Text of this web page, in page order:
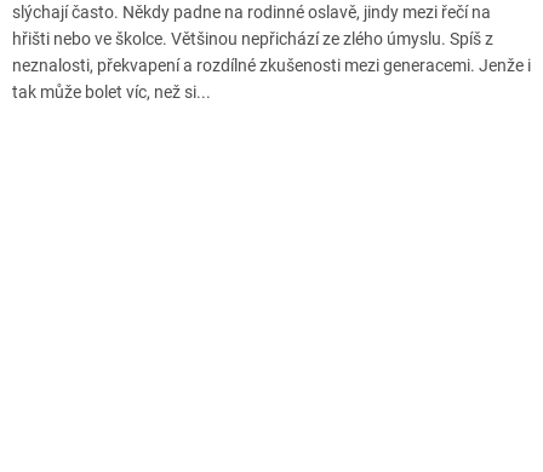
slýchají často. Někdy padne na rodinné oslavě, jindy mezi řečí na
hřišti nebo ve školce. Většinou nepřichází ze zlého úmyslu. Spíš z
neznalosti, překvapení a rozdílné zkušenosti mezi generacemi. Jenže i
tak může bolet víc, než si...